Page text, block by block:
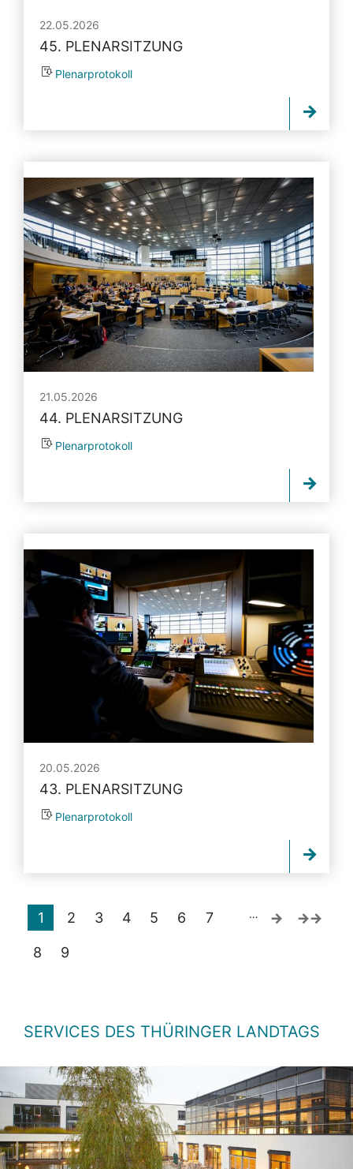
22.05.2026
45. PLENARSITZUNG
Plenarprotokoll
21.05.2026
44. PLENARSITZUNG
Plenarprotokoll
20.05.2026
43. PLENARSITZUNG
Plenarprotokoll
1 2 3 4 5 6 7
8 9
…
SERVICES DES THÜRINGER LANDTAGS